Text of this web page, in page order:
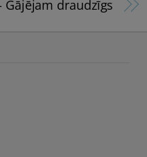
draudzīgs